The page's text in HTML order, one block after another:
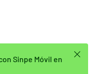
Sinpe Móvil en
Cerrar